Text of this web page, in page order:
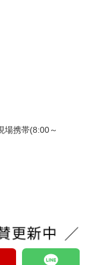
場携帯(8:00～